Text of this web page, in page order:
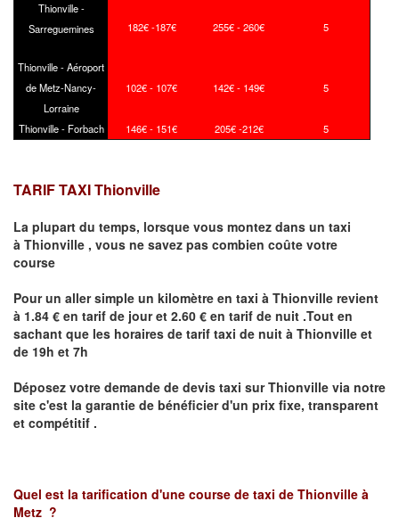
Thionville -
Sarreguemines
182€ -187€ 255€ - 260€ 5
Thionville - Aéroport
de Metz-Nancy-
Lorraine
102€ - 107€ 142€ - 149€ 5
Thionville - Forbach 146€ - 151€ 205€ -212€ 5
TARIF TAXI Thionville
La plupart du temps, lorsque vous montez dans un taxi
à Thionville , vous ne savez pas combien coûte votre
course
Pour un aller simple un kilomètre en taxi à Thionville revient
à 1.84 € en tarif de jour et 2.60 € en tarif de nuit .Tout en
sachant que les horaires de tarif taxi de nuit à Thionville et
de 19h et 7h
Déposez votre demande de devis taxi surThionville via notre
site c'est la garantie de bénéficier d'un prix fixe, transparent
et compétitif .
Quel est la tarification d'une course de taxi de Thionville à
Metz ?